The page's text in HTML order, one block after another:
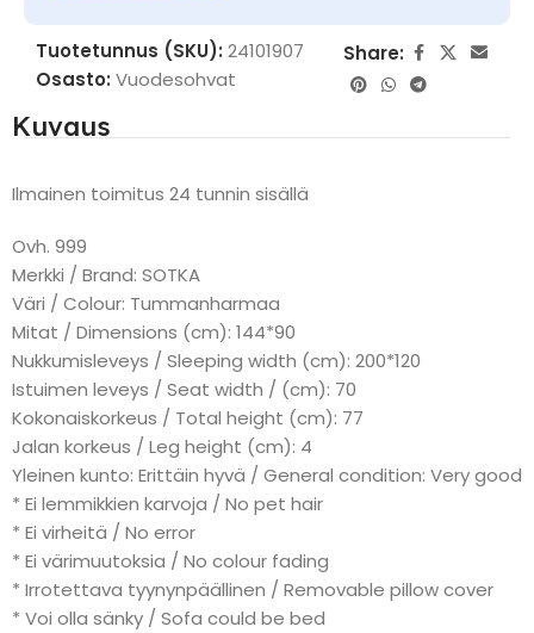
Tuotetunnus (SKU): 24101907
Osasto: Vuodesohvat
Share:
Kuvaus
Ilmainen toimitus 24 tunnin sisällä
Ovh. 999
Merkki / Brand: SOTKA
Väri / Colour: Tummanharmaa
Mitat / Dimensions (cm): 144*90
Nukkumisleveys / Sleeping width (cm): 200*120
Istuimen leveys / Seat width / (cm): 70
Kokonaiskorkeus / Total height (cm): 77
Jalan korkeus / Leg height (cm): 4
Yleinen kunto: Erittäin hyvä / General condition: Very good
* Ei lemmikkien karvoja / No pet hair
* Ei virheitä / No error
* Ei värimuutoksia / No colour fading
* Irrotettava tyynynpäällinen / Removable pillow cover
* Voi olla sänky / Sofa could be bed